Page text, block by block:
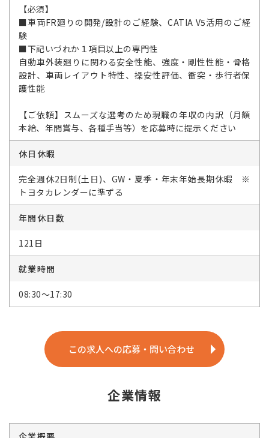
【必須】
■車両FR廻りの開発/設計のご経験、CATIA V5活用のご経
験
■下記いづれか１項目以上の専門性
自動車外装廻りに関わる安全性能、強度・剛性性能・骨格
設計、車両レイアウト特性、操安性評価、衝突・歩行者保
護性能
【ご依頼】スムーズな選考のため現職の年収の内訳（月額
本給、年間賞与、各種手当等）を応募時に提示ください
休日休暇
完全週休2日制(土日)、GW・夏季・年末年始長期休暇 ※
トヨタカレンダーに準ずる
年間休日数
121日
就業時間
08:30～17:30
この求人への応募・問い合わせ
企業情報